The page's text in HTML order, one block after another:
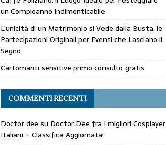
un Compleanno Indimenticabile
L’unicità di un Matrimonio si Vede dalla Busta: le
Partecipazioni Originali per Eventi che Lasciano il
Segno
Cartomanti sensitive primo consulto gratis
COMMENTI RECENTI
Doctor dee su Doctor Dee fra i migliori Cosplayer
Italiani – Classifica Aggiornata!